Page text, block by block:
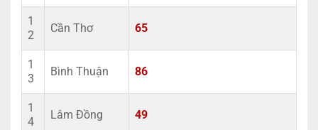
1
2
Cần Thơ 65
1
3
Bình Thuận 86
1
4
Lâm Đồng 49